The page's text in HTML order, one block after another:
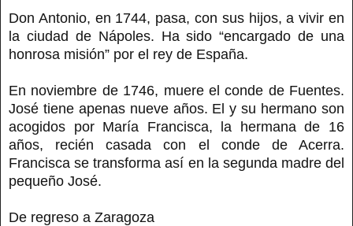
Don Antonio, en 1744, pasa, con sus hijos, a vivir en
la ciudad de Nápoles. Ha sido “encargado de una
honrosa misión” por el rey de España.
En noviembre de 1746, muere el conde de Fuentes.
José tiene apenas nueve años. El y su hermano son
acogidos por María Francisca, la hermana de 16
años, recién casada con el conde de Acerra.
Francisca se transforma así en la segunda madre del
pequeño José.
De regreso a Zaragoza